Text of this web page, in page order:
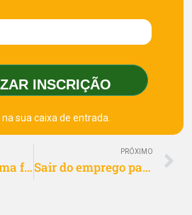
INSCRIÇÃO
sua caixa de entrada.
Quanto custa uma franquia de delivery? Veja o investimento
PRÓXIMO
Sair do emprego para empreender: um guia seguro para seguir